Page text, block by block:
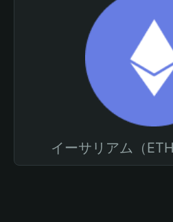
イーサリアム（